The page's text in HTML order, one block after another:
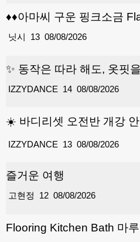
♦️♦️아마씨 구운 핑크소금
13
닛시 08/08/2026
✨ 동작은 따라 해도, 옷핏
14
IZZYDANCE 08/08/2026
☀️ 바디리셋 오전반 개강
13
IZZYDANCE 08/08/2026
즐거운 여행
12
고현정 08/08/2026
Flooring Kitchen Bath 마